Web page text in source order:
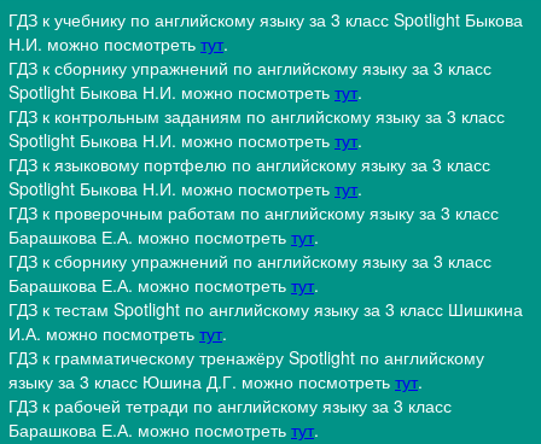
ГДЗ к учебнику по английскому языку за 3 класс Spotlight Быкова
Н.И. можно посмотреть тут.
ГДЗ к сборнику упражнений по английскому языку за 3 класс
Spotlight Быкова Н.И. можно посмотреть тут.
ГДЗ к контрольным заданиям по английскому языку за 3 класс
Spotlight Быкова Н.И. можно посмотреть тут.
ГДЗ к языковому портфелю по английскому языку за 3 класс
Spotlight Быкова Н.И. можно посмотреть тут.
ГДЗ к проверочным работам по английскому языку за 3 класс
Барашкова Е.А. можно посмотреть тут.
ГДЗ к сборнику упражнений по английскому языку за 3 класс
Барашкова Е.А. можно посмотреть тут.
ГДЗ к тестам Spotlight по английскому языку за 3 класс Шишкина
И.А. можно посмотреть тут.
ГДЗ к грамматическому тренажёру Spotlight по английскому
языку за 3 класс Юшина Д.Г. можно посмотреть тут.
ГДЗ к рабочей тетради по английскому языку за 3 класс
Барашкова Е.А. можно посмотреть тут.